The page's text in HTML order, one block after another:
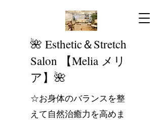
​🌺 Esthetic＆Stretch
Salon 【Melia メリ
ア】🌺
☆お身体のバランスを整
えて自然治癒力を高めま